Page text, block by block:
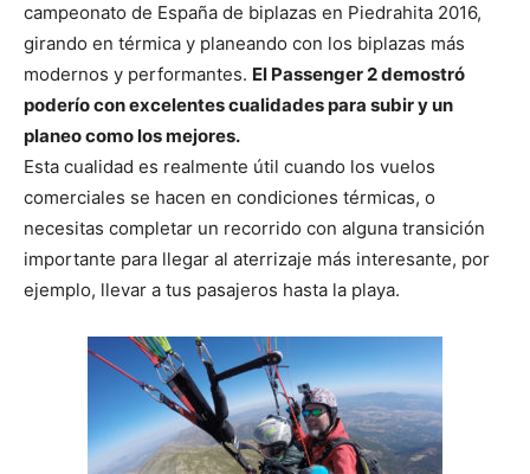
campeonato de España de biplazas en Piedrahita 2016,
girando en térmica y planeando con los biplazas más
modernos y performantes. El Passenger 2 demostró
poderío con excelentes cualidades para subir y un
planeo como los mejores.
Esta cualidad es realmente útil cuando los vuelos
comerciales se hacen en condiciones térmicas, o
necesitas completar un recorrido con alguna transición
importante para llegar al aterrizaje más interesante, por
ejemplo, llevar a tus pasajeros hasta la playa.